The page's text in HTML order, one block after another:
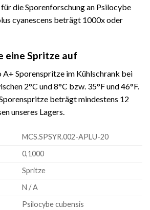
die Sporenforschung an Psilocybe
cyanescens beträgt 1000x oder
eine Spritze auf
A+ Sporenspritze im Kühlschrank bei
2°C und 8°C bzw. 35°F und 46°F.
beträgt mindestens 12
unseres Lagers.
MCS.SPSYR.002-APLU-20
0,1000
Spritze
N / A
Psilocybe cubensis